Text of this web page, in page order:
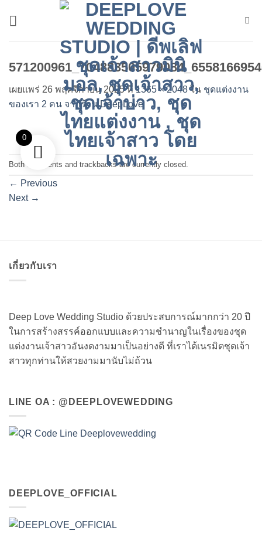
เผยแพร่ 26 พฤศจิกายน 2025ที่1365 × 2048ใน ชุดแต่งงาน
ของเรา 2 คน จากร้าน DeepLove
Both comments and trackbacks are currently closed.
← Previous
Next →
เกี่ยวกับเรา
Deep Love Wedding Studio ด้วยประสบการณ์มากกว่า 20 ปี
ในการสร้างสรรค์ออกแบบและความชำนาญในเรื่องของชุด
แต่งงานเจ้าสาวอันงดงามมาเป็นอย่างดี ที่เราได้เนรมิตชุดเจ้า
สาวทุกท่านให้สวยงามมานับไม่ถ้วน
LINE OA : @DEEPLOVEWEDDING
DEEPLOVE_OFFICIAL
0